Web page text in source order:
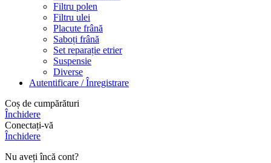
Filtru polen
Filtru ulei
Placute frână
Saboți frână
Set reparație etrier
Suspensie
Diverse
Autentificare / Înregistrare
Coș de cumpărături
Închidere
Conectați-vă
Închidere
Nu aveți încă cont?